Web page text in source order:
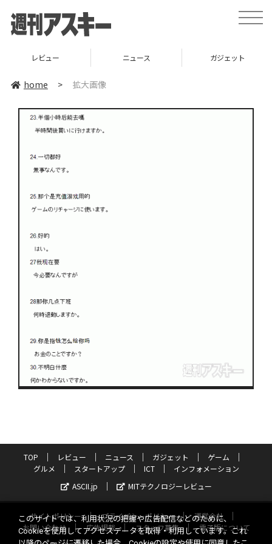
toggle
レビュー ニュース ガジェット
home > 拡大画像
TOP レビュー ニュース ガジェット
ゲーム
グルメ
スタートアップ ICT
インフォメーション
ASCII.jp
MITテクノロジーレビュー
サイトポリシー プライバシーポリシー
運営会社
お問い合わせ
広告掲載 スタッフ募集
電子版について
このサイトでは、利用状況の把握や広告配信などのために、
Cookieを使用してアクセスデータを取得・利用しています。これ